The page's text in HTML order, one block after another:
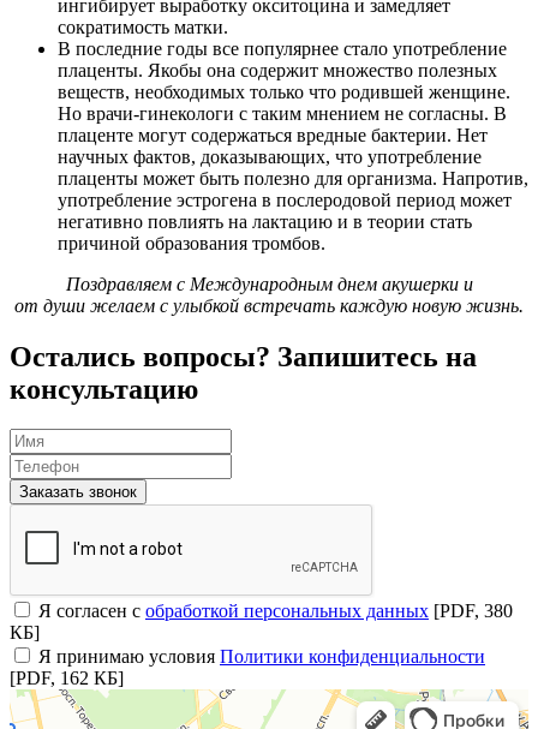
ингибирует выработку окситоцина и замедляет
сократимость матки.
В последние годы все популярнее стало употребление
плаценты. Якобы она содержит множество полезных
веществ, необходимых только что родившей женщине.
Но врачи-гинекологи с таким мнением не согласны. В
плаценте могут содержаться вредные бактерии. Нет
научных фактов, доказывающих, что употребление
плаценты может быть полезно для организма. Напротив,
употребление эстрогена в послеродовой период может
негативно повлиять на лактацию и в теории стать
причиной образования тромбов.
Поздравляем с Международным днем акушерки и
от души желаем с улыбкой встречать каждую новую жизнь.
Остались вопросы? Запишитесь на
консультацию
Заказать звонок
Я согласен с обработкой персональных данных [PDF, 380
КБ]
Я принимаю условия Политики конфиденциальности
[PDF, 162 КБ]